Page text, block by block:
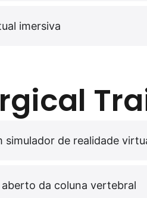
imersiva
de realidade
da coluna vertebral